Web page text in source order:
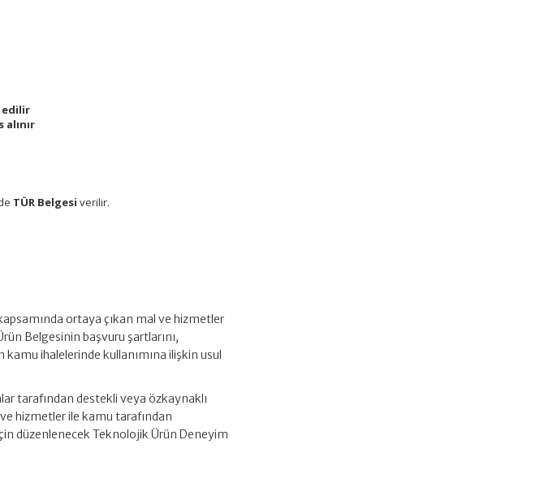
edilir
alınır
TÜR Belgesi verilir.
ortaya çıkan mal ve hizmetler
Belgesinin başvuru şartlarını,
ihalelerinde kullanımına ilişkin usul
tarafından destekli veya özkaynaklı
hizmetler ile kamu tarafından
düzenlenecek Teknolojik Ürün Deneyim